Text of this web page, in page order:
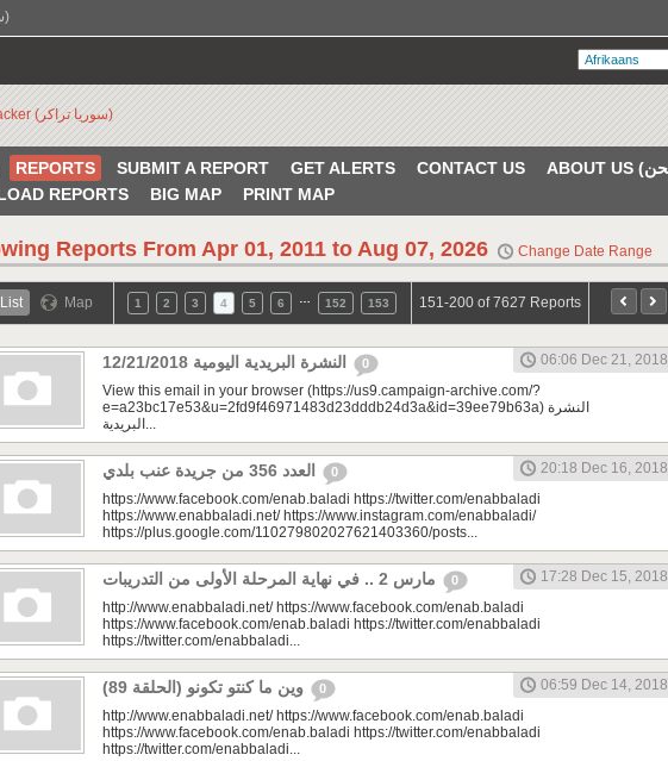
Syria Tracker (سوريا تراكر)
REPORTS SUBMIT A REPORT GET ALERTS CONTACT US
REPORTS
BIG MAP PRINT MAP
Reports From Apr 01, 2011 to Aug 07, 2026 Change Date Range
List Map 1 2 3 4 5 6 152 153 151-200 of 7627 Reports
0
06:06 Dec 21, 2018
View this email in your browser (https://us9.campaign-archive.com/?
e=a23bc17e53&u=2fd9f46971483d23dddb24d3a&id=39ee79b63a) النشرة
البريدية...
0
20:18 Dec 16, 2018
https://www.facebook.com/enab.baladi https://twitter.com/enabbaladi
https://www.enabbaladi.net/ https://www.instagram.com/enabbaladi/
https://plus.google.com/110279802027621403360/posts...
0
17:28 Dec 15, 2018
http://www.enabbaladi.net/ https://www.facebook.com/enab.baladi
https://www.facebook.com/enab.baladi https://twitter.com/enabbaladi
https://twitter.com/enabbaladi...
0
06:59 Dec 14, 2018
http://www.enabbaladi.net/ https://www.facebook.com/enab.baladi
https://www.facebook.com/enab.baladi https://twitter.com/enabbaladi
https://twitter.com/enabbaladi...